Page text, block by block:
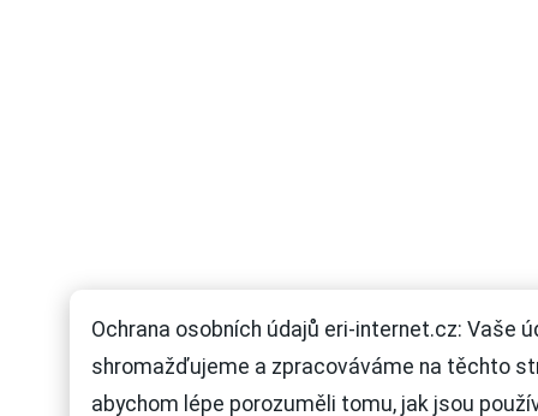
Ochrana osobních údajů eri-internet.cz: Vaše
shromažďujeme a zpracováváme na těchto
abychom lépe porozuměli tomu, jak jsou